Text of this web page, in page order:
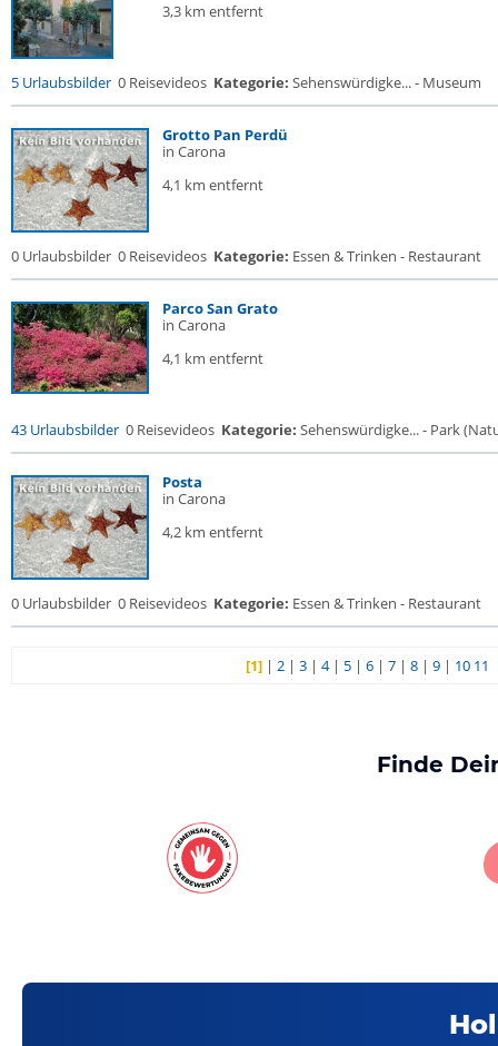
3,3 km entfernt
5 Urlaubsbilder 0 Reisevideos Kategorie: Sehenswürdigke... - Museum
Grotto Pan Perdü
in Carona
4,1 km entfernt
0 Urlaubsbilder 0 Reisevideos Kategorie: Essen & Trinken - Restaurant
Parco San Grato
in Carona
4,1 km entfernt
43 Urlaubsbilder 0 Reisevideos Kategorie: Sehenswürdigke... - Park
Posta
in Carona
4,2 km entfernt
0 Urlaubsbilder 0 Reisevideos Kategorie: Essen & Trinken - Restaurant
[1] |2 |3 |4| 5 |6 |7 |8 |9 | 10 11
Finde